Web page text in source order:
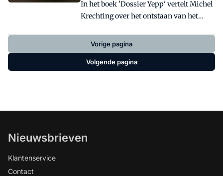
In het boek 'Dossier Yepp' vertelt Michel
Krechting over het ontstaan van het
revolutionair fietszitje - gemaakt van
Crocs-materiaal - in 2009 op de
FietsVAK en won direct een Fiets
Vorige pagina
Volgende pagina
Nieuwsbrieven
Klantenservice
Contact